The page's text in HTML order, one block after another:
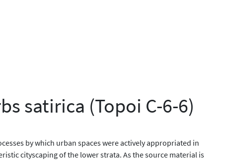
satirica (Topoi C-6-6)
by which urban spaces were actively appropriated in
cityscaping of the lower strata. As the source material is